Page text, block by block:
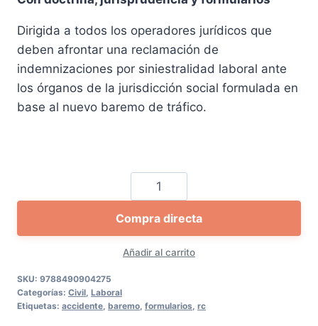
original
era:
57,20 €.
actual
es:
54,34 €.
Dirigida a todos los operadores jurídicos que
deben afrontar una reclamación de
indemnizaciones por siniestralidad laboral ante
los órganos de la jurisdicción social formulada en
base al nuevo baremo de tráfico.
Las
indemnizaciones
por
accidente
de
base
Añadir al carrito
Compra directa
SKU: 9788490904275
Categorías: Civil, Laboral
Etiquetas: accidente, baremo, formularios, rc